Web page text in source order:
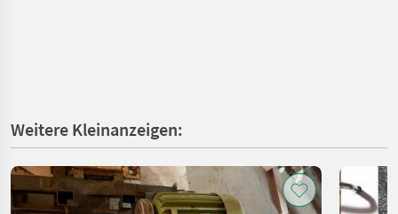
Weitere Kleinanzeigen: